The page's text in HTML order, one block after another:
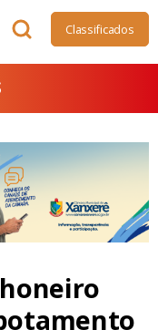
Classificados